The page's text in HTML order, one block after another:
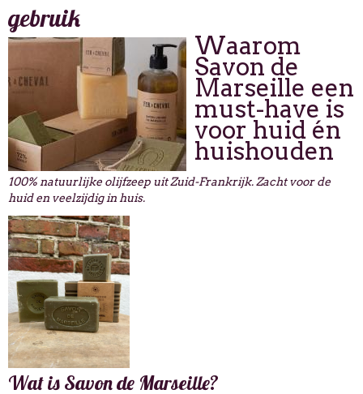
gebruik
Waarom
Savon de
Marseille een
must-have is
voor huid én
huishouden
100% natuurlijke olijfzeep uit Zuid-Frankrijk. Zacht voor de
huid en veelzijdig in huis.
Wat is Savon de Marseille?